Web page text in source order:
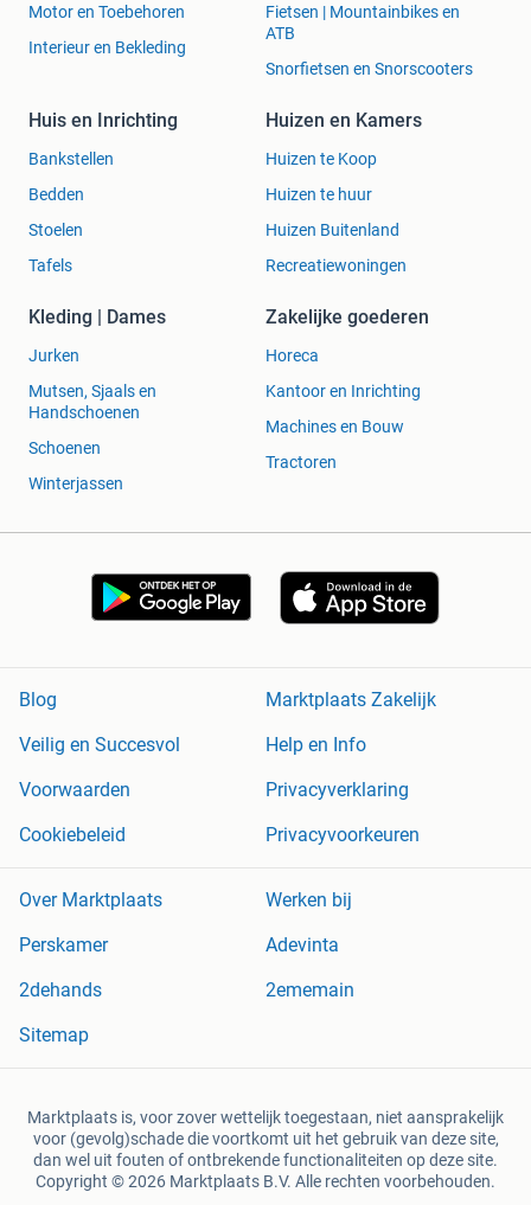
Motor en Toebehoren
Interieur en Bekleding
Fietsen | Mountainbikes en
ATB
Snorfietsen en Snorscooters
Huis en Inrichting
Bankstellen
Bedden
Stoelen
Tafels
Huizen en Kamers
Huizen te Koop
Huizen te huur
Huizen Buitenland
Recreatiewoningen
Kleding | Dames
Jurken
Mutsen, Sjaals en
Handschoenen
Schoenen
Winterjassen
Zakelijke goederen
Horeca
Kantoor en Inrichting
Machines en Bouw
Tractoren
Blog
Marktplaats Zakelijk
Veilig en Succesvol
Help en Info
Voorwaarden
Privacyverklaring
Cookiebeleid
Privacyvoorkeuren
Over Marktplaats
Werken bij
Perskamer
Adevinta
2dehands
2ememain
Sitemap
Marktplaats is, voor zover wettelijk toegestaan, niet aansprakelijk
voor (gevolg)schade die voortkomt uit het gebruik van deze site,
dan wel uit fouten of ontbrekende functionaliteiten op deze site.
Copyright © 2026 Marktplaats B.V. Alle rechten voorbehouden.